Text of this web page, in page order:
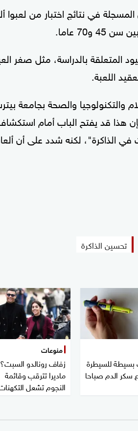
عاما.
المتعلقة بالدراسة، مثل صغر
اللعبة.
والتكنولوجيا والصحة بجامعة
هذا قد يفتح الباب أمام
الذاكرة"، لكنه شدد على أن
تحسين الذاكرة
بسيطة للسيطرة
سكر الدم صباحا
منوعات
زفاف رونالدو السبت؟
ماديرا تترقب وقائمة
النجوم تشعل